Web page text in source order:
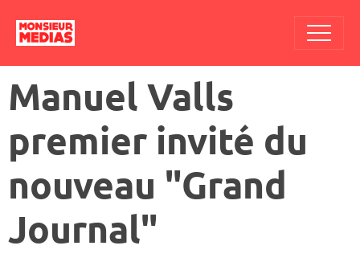
Manuel Valls
premier invité du
nouveau "Grand
Journal"